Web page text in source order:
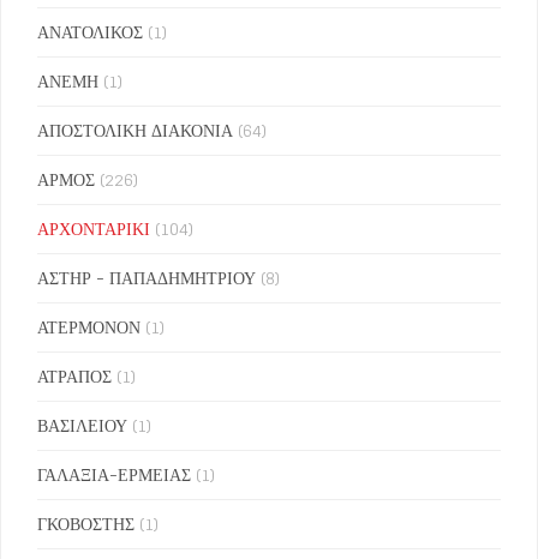
ΑΝΑΤΟΛΙΚΟΣ (1)
ΑΝΕΜΗ (1)
ΑΠΟΣΤΟΛΙΚΗ ΔΙΑΚΟΝΙΑ (64)
ΑΡΜΟΣ (226)
ΑΡΧΟΝΤΑΡΙΚΙ (104)
ΑΣΤΗΡ - ΠΑΠΑΔΗΜΗΤΡΙΟΥ (8)
ΑΤΕΡΜΟΝΟΝ (1)
ΑΤΡΑΠΟΣ (1)
ΒΑΣΙΛΕΙΟΥ (1)
ΓΑΛΑΞΙΑ-ΕΡΜΕΙΑΣ (1)
ΓΚΟΒΟΣΤΗΣ (1)